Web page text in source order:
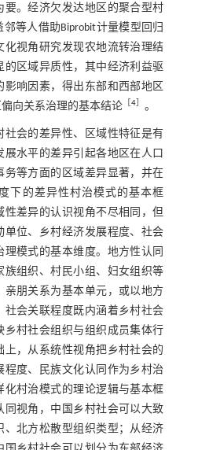
要。经济欠发达地区的聚合型村
邻等人借助Biprobit计量模型回归
化视角研究发现农地流转治理结
的区域异质性，其中经济利益驱
影响因素，得出东部和西部地区
向关系治理的基本结论［ 4］ 。
会的差异性、区域性特征是有
水平的差异引起各地区在人口
务等方面的区域差异显著，并在
下的差异性村治模式的基本框
性差异的认识视角不尽相同，但
单位、乡村经济发展程度、社会
模式的基本维度。地方性认同
族组织、村民小组、妇女组织等
亲朋关系为基本单元，或以地方
社会关联程度既内涵着乡村社会
乡村社会组织与组织成员集体行
上，从系统性视角把乡村社会的
程度、民族文化认同作为乡村治
化村治模式的理论逻辑与基本框
同视角，中国乡村社会可以大致
、北方松散型组织类型；从经济